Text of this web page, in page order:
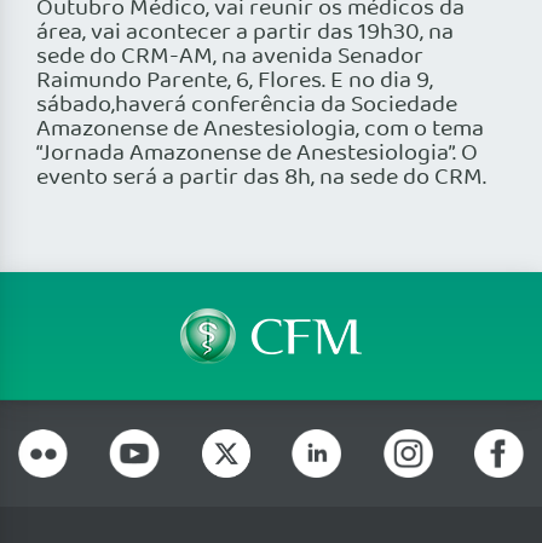
Outubro Médico, vai reunir os médicos da
área, vai acontecer a partir das 19h30, na
sede do CRM-AM, na avenida Senador
Raimundo Parente, 6, Flores. E no dia 9,
sábado,haverá conferência da Sociedade
Amazonense de Anestesiologia, com o tema
“Jornada Amazonense de Anestesiologia”. O
evento será a partir das 8h, na sede do CRM.